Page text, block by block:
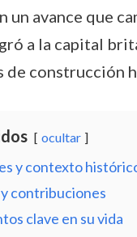
un avance que
a la capital
de construcción
ocultar
y contexto
contribuciones
clave en su vida